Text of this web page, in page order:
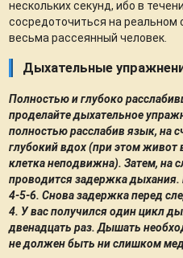
нескольких секунд, ибо в
сосредоточиться на
весьма рассеянный человек.
Дыхательные
Полностью и глубоко
проделайте дыхательное
полностью расслабив язык, на
глубокий вдох (при этом живот
клетка неподвижна). Затем, на
проводится задержка
4-5-6. Снова задержка перед
4. У вас получился один цикл
двенадцать раз. Дышать
не должен быть ни слишком